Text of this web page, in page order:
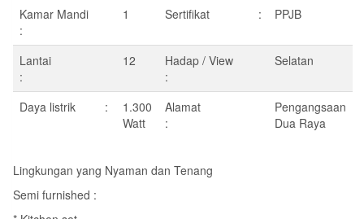
Kamar Mandi
:
1 Sertifikat : PPJB
Lantai
:
12
Hadap / View
:
Selatan
Daya listrik :
1.300
Watt
Alamat
:
Pengangsaan
Dua Raya
Lingkungan yang Nyaman dan Tenang
Semi furnished :